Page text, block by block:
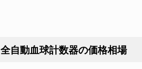
全自動血球計数器の価格相場